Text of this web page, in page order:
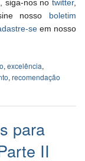
siga-nos no twitter,
nosso boletim
seem nosso
, excelência,
, recomendação
para
II